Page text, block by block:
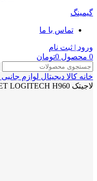
گیمینگ
تماس با ما
ورود | ثبت نام
0 محصول 0تومان
خانه کالا دیجیتال لوازم جانبی
لاجیتک WIRED HEADSET LOGITECH H960